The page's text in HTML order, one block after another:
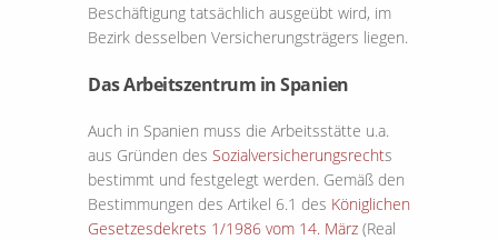
Beschäftigung tatsächlich ausgeübt wird, im
Bezirk desselben Versicherungsträgers liegen.
Das Arbeitszentrum in Spanien
Auch in Spanien muss die Arbeitsstätte u.a.
aus Gründen des Sozialversicherungsrechts
bestimmt und festgelegt werden. Gemäß den
Bestimmungen des Artikel 6.1 des Königlichen
Gesetzesdekrets 1/1986 vom 14. März (Real